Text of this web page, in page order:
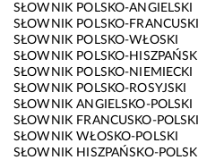
SŁOWNIK POLSKO-ANGIELSKI
SŁOWNIK POLSKO-FRANCUSKI
SŁOWNIK POLSKO-WŁOSKI
SŁOWNIK POLSKO-HISZPAŃSKI
SŁOWNIK POLSKO-NIEMIECKI
SŁOWNIK POLSKO-ROSYJSKI
SŁOWNIK ANGIELSKO-POLSKI
SŁOWNIK FRANCUSKO-POLSKI
SŁOWNIK WŁOSKO-POLSKI
SŁOWNIK HISZPAŃSKO-POLSKI